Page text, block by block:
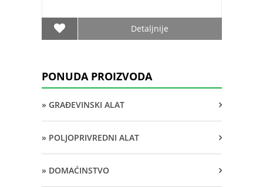
Detaljnije
PONUDA PROIZVODA
» GRAĐEVINSKI ALAT
» POLJOPRIVREDNI ALAT
» DOMAĆINSTVO